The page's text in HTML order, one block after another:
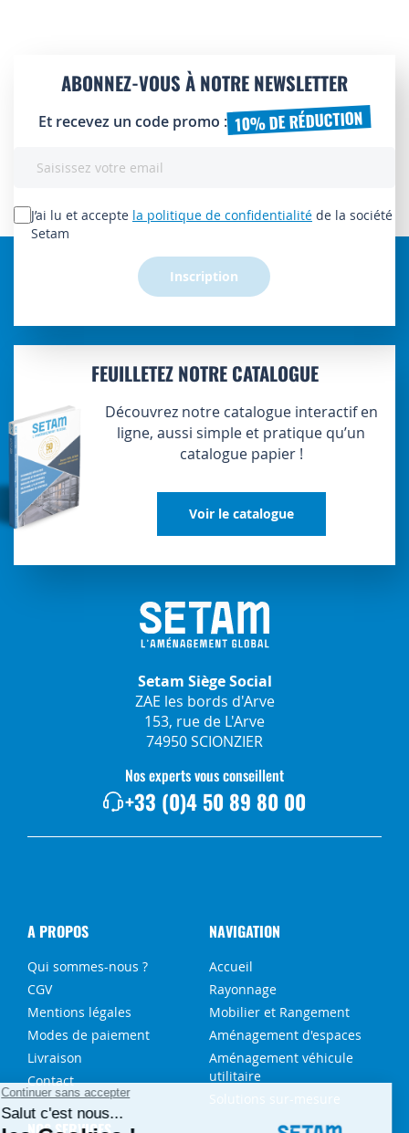
ABONNEZ-VOUS À NOTRE NEWSLETTER
Et recevez un code promo : 10% DE RÉDUCTION
lettre
d’information
J’ai lu et accepte la politique de confidentialité de la société
Setam
Inscription
FEUILLETEZ NOTRE CATALOGUE
Découvrez notre catalogue interactif en
ligne, aussi simple et pratique qu’un
catalogue papier !
Voir le catalogue
Setam Siège Social
ZAE les bords d'Arve
153, rue de L'Arve
74950 SCIONZIER
Nos experts vous conseillent
+33 (0)4 50 89 80 00
A PROPOS
Qui sommes-nous ?
CGV
Mentions légales
Modes de paiement
Livraison
Contact
NAVIGATION
Accueil
Rayonnage
Mobilier et Rangement
Aménagement d'espaces
Aménagement véhicule
utilitaire
Solutions sur-mesure